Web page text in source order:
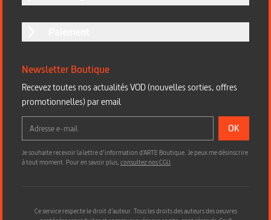
Newsletter Boutique
Recevez toutes nos actualités VOD (nouvelles sorties, offres
promotionnelles) par email
OK
Je souhaite recevoir la lettre d’information d'ARTE Boutique. Je peux me désinscrire
à tout moment. Pour en savoir plus,consultez nos CGU.
Ce service respecte le droit d’auteur. Tous les droits des auteurs des oeuvres